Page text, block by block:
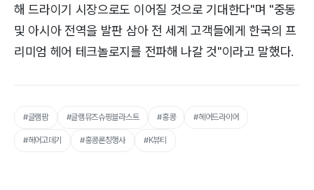
해 드라이기 시장으로도 이어질 것으로 기대한다"며 "중동
및 아시아 전역을 발판 삼아 전 세계 고객들에게 한국의 프
리미엄 헤어 테크놀로지를 전파해 나갈 것"이라고 말했다.
#글램팜 #글램뮤즈슈핑블라스트 #홍콩 #헤어드라이어
#헤어고데기 #홍콩론칭행사 #K뷰티